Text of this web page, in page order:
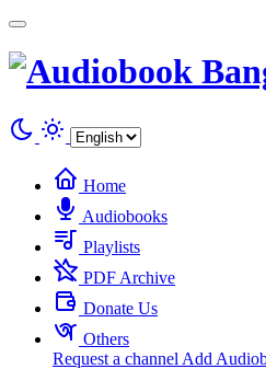
Home
Audiobooks
Playlists
PDF Archive
Donate Us
Others
Request a channel Add